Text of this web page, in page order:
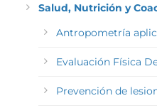
Salud, Nutrición y
Antropometría
Evaluación Física
Prevención de